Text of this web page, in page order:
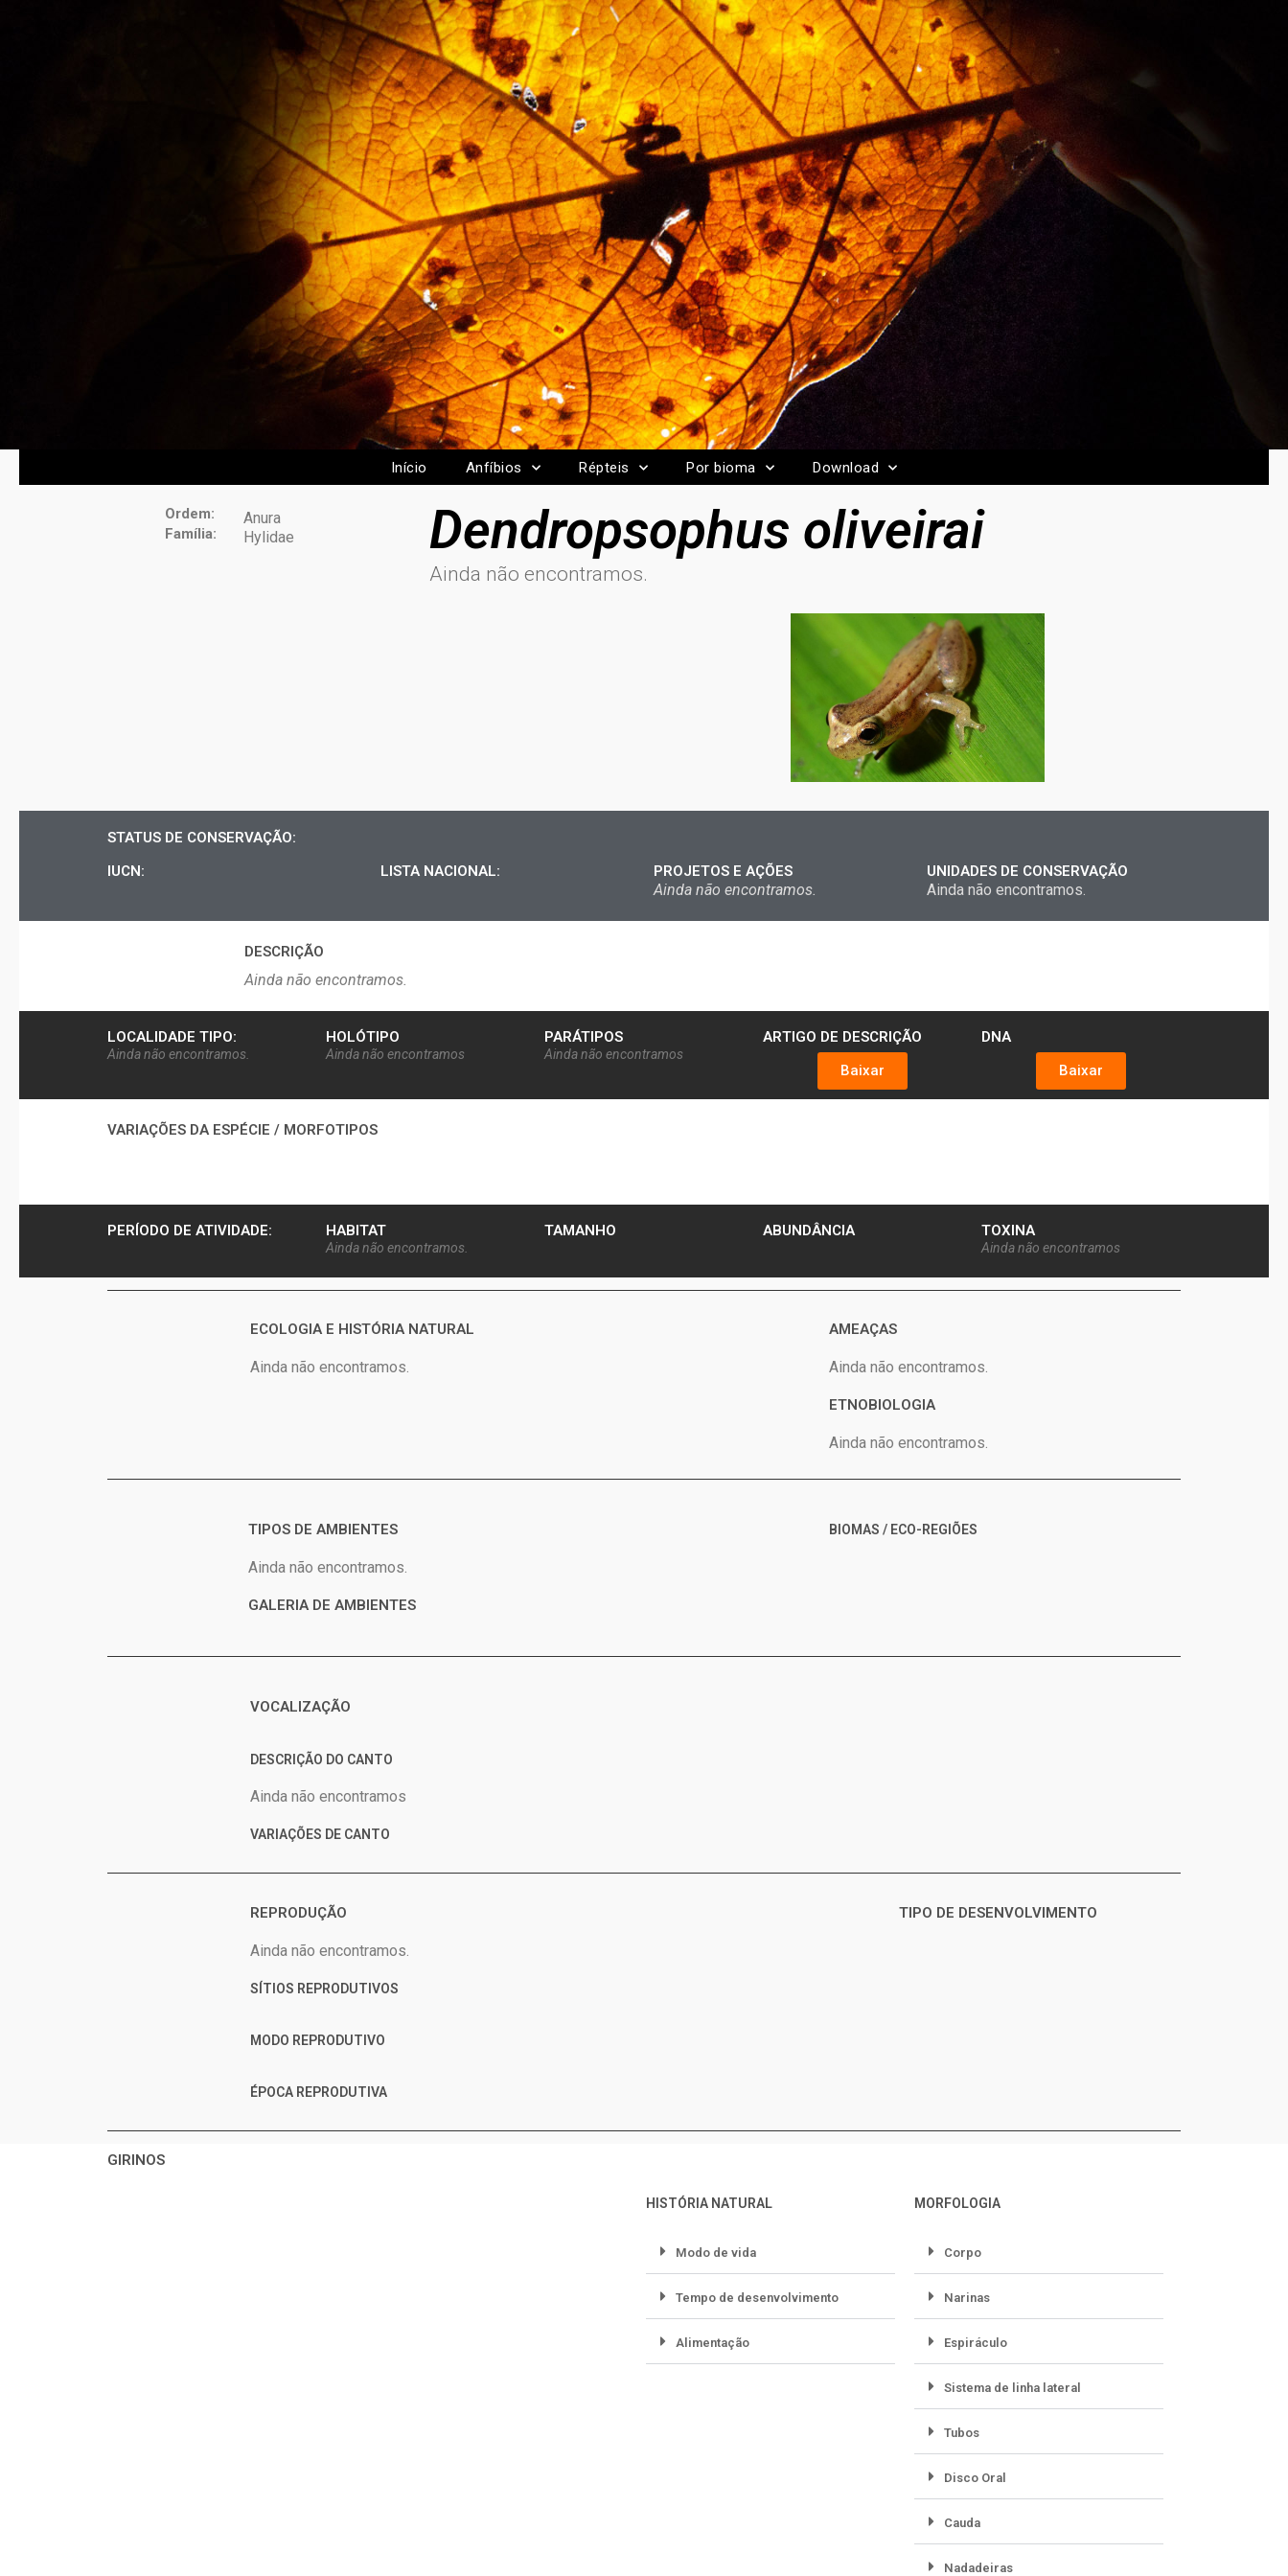
Início Anfíbios Répteis Por bioma Download
Ordem:
Família:
Anura
Hylidae
Dendropsophus oliveirai
Ainda não encontramos.
STATUS DE CONSERVAÇÃO:
IUCN:
LISTA NACIONAL: PROJETOS E AÇÕES
Ainda não encontramos.
UNIDADES DE CONSERVAÇÃO
Ainda não encontramos.
DESCRIÇÃO​
Ainda não encontramos.
LOCALIDADE TIPO:
Ainda não encontramos.
HOLÓTIPO
Ainda não encontramos
PARÁTIPOS
Ainda não encontramos
ARTIGO DE DESCRIÇÃO
Baixar
DNA
Baixar
VARIAÇÕES DA ESPÉCIE / MORFOTIPOS
PERÍODO DE ATIVIDADE: HABITAT
Ainda não encontramos.
TAMANHO ABUNDÂNCIA TOXINA
Ainda não encontramos
ECOLOGIA E HISTÓRIA NATURAL
Ainda não encontramos.
AMEAÇAS
Ainda não encontramos.
ETNOBIOLOGIA
Ainda não encontramos.
TIPOS DE AMBIENTES
Ainda não encontramos.
GALERIA DE AMBIENTES
BIOMAS / ECO-REGIÕES
VOCALIZAÇÃO
DESCRIÇÃO DO CANTO
Ainda não encontramos
VARIAÇÕES DE CANTO
REPRODUÇÃO
Ainda não encontramos.
SÍTIOS REPRODUTIVOS
MODO REPRODUTIVO
ÉPOCA REPRODUTIVA
TIPO DE DESENVOLVIMENTO
GIRINOS
HISTÓRIA NATURAL
Modo de vida
Tempo de desenvolvimento
Alimentação
MORFOLOGIA
Corpo
Narinas
Espiráculo
Sistema de linha lateral
Tubos
Disco Oral
Cauda
Nadadeiras